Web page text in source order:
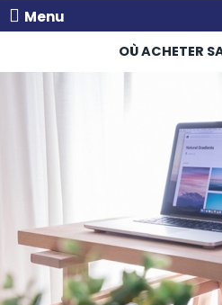
Menu
OÙ ACHETER